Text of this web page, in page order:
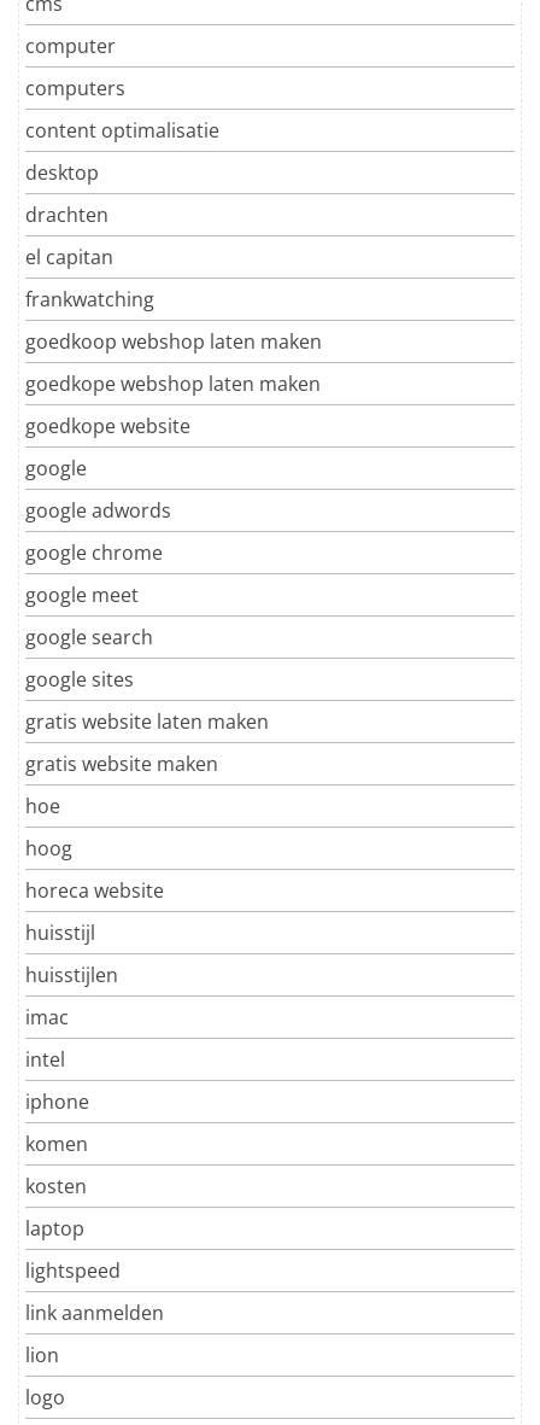
computer
computers
content optimalisatie
desktop
drachten
el capitan
frankwatching
goedkoop webshop laten maken
goedkope webshop laten maken
goedkope website
google
google adwords
google chrome
google meet
google search
google sites
gratis website laten maken
gratis website maken
hoe
hoog
horeca website
huisstijl
huisstijlen
imac
intel
iphone
komen
kosten
laptop
lightspeed
link aanmelden
lion
logo